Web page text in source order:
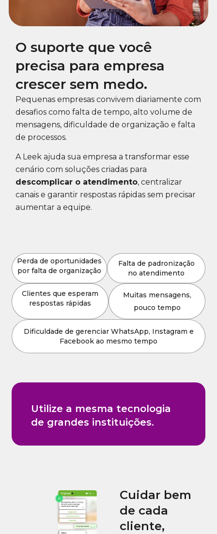
O suporte que você
precisa para empresa
crescer sem medo.
Pequenas empresas convivem diariamente com
desafios como falta de tempo, alto volume de
mensagens, dificuldade de organização e falta
de processos.
A Leek ajuda sua empresa a transformar esse
cenário com soluções criadas para
descomplicar o atendimento, centralizar
canais e garantir respostas rápidas sem precisar
aumentar a equipe.
Perda de oportunidades
por falta de organização
Falta de padronização
no atendimento
Clientes que esperam
respostas rápidas
Muitas mensagens,
pouco tempo
Dificuldade de gerenciar WhatsApp, Instagram e
Facebook ao mesmo tempo
Utilize a mesma tecnologia
de grandes instituições.
Cuidar bem
de cada
cliente,